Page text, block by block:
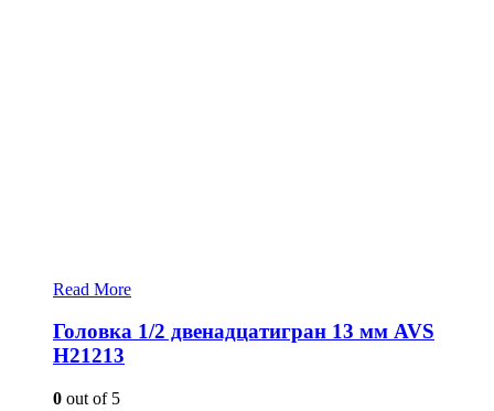
Read More
Головка 1/2 двенадцатигран 13 мм AVS
H21213
0 out of 5